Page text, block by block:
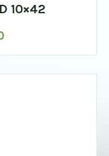
10×42